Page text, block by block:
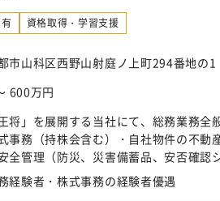
資格取得・学習支援
市山科区西野山射庭ノ上町294番地の1
416万円～ 600万円
王将」を展開する当社にて、総務業務
事務（持株会含む）・自社物件の不動
全管理（防災、災害備蓄品、安否確
社有車の管理・交通系カードの管理（
【この仕事の魅力】・様々な業務を行
経験者・株式事務の経験者優遇